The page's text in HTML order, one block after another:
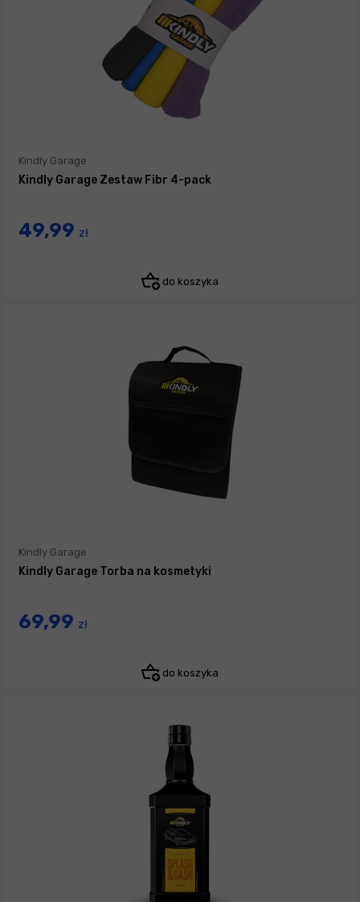
Kindly Garage
Kindly Garage Zestaw Fibr 4-pack
49,99 zł
do koszyka
Kindly Garage
Kindly Garage Torba na kosmetyki
69,99 zł
do koszyka